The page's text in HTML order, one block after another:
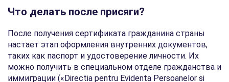
Что делать после присяги?
После получения сертификата гражданина страны
настает этап оформления внутренних документов,
таких как паспорт и удостоверение личности. Их
можно получить в специальном отделе гражданства и
иммиграции («Directia pentru Evidenta Persoanelor si